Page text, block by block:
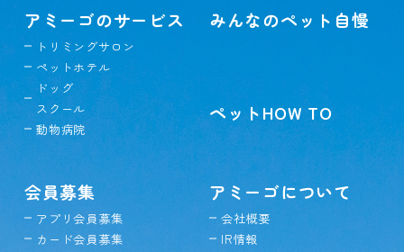
アミーゴのサービス
トリミングサロン
ペットホテル
ドッグ
スクール
動物病院
みんなのペット自慢
ペットHOW TO
会員募集
アプリ会員募集
カード会員募集
アミーゴについて
会社概要
IR情報